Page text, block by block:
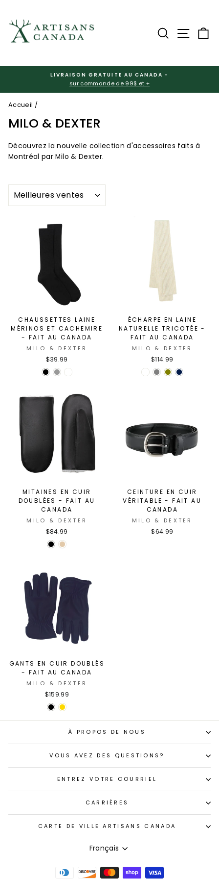
contenu
Rechercher
Diaporama
LIVRAISON GRATUITE AU CANADA -
sur commande de 99$ et +
Accueil /
MILO & DEXTER
Découvrez la nouvelle collection d'accessoires faits à
Montréal par Milo & Dexter.
APPLIQUER
CHAUSSETTES LAINE
MÉRINOS ET CACHEMIRE
- FAIT AU CANADA
MILO & DEXTER
$39.99
ÉCHARPE EN LAINE
NATURELLE TRICOTÉE -
FAIT AU CANADA
MILO & DEXTER
$114.99
MITAINES EN CUIR
DOUBLÉES - FAIT AU
CANADA
MILO & DEXTER
$84.99
CEINTURE EN CUIR
VÉRITABLE - FAIT AU
CANADA
MILO & DEXTER
$64.99
GANTS EN CUIR DOUBLÉS
- FAIT AU CANADA
MILO & DEXTER
$159.99
À PROPOS DE NOUS
VOUS AVEZ DES QUESTIONS?
ENTREZ VOTRE COURRIEL
CARRIÈRES
CARTE DE VILLE ARTISANS CANADA
LANGUE
Français